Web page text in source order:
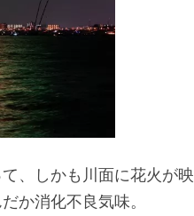
、しかも川面に花火が映
か消化不良気味。